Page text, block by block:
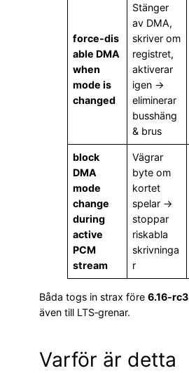
force‑dis
able DMA
when
mode is
changed
Stänger
av DMA,
skriver om
registret,
aktiverar
igen →
eliminerar
busshäng
& brus
block
DMA
mode
change
during
active
PCM
stream
Vägrar
byte om
kortet
spelar →
stoppar
riskabla
skrivninga
r
Båda togs in strax före 6.16‑rc3
även till LTS‑grenar.
Varför är detta